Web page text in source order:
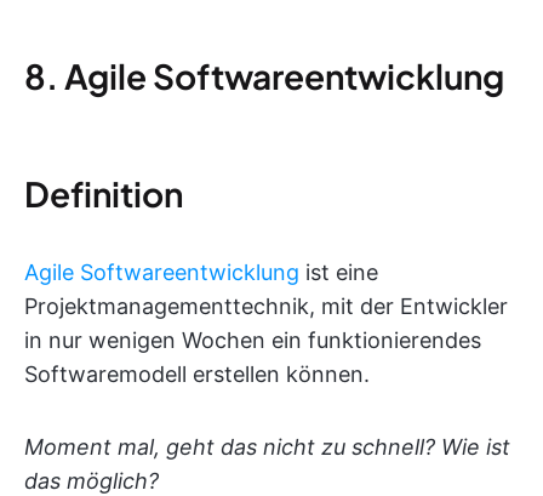
8. Agile Softwareentwicklung
Definition
Agile Softwareentwicklung ist eine
Projektmanagementtechnik, mit der Entwickler
in nur wenigen Wochen ein funktionierendes
Softwaremodell erstellen können.
Moment mal, geht das nicht zu schnell? Wie ist
das möglich?